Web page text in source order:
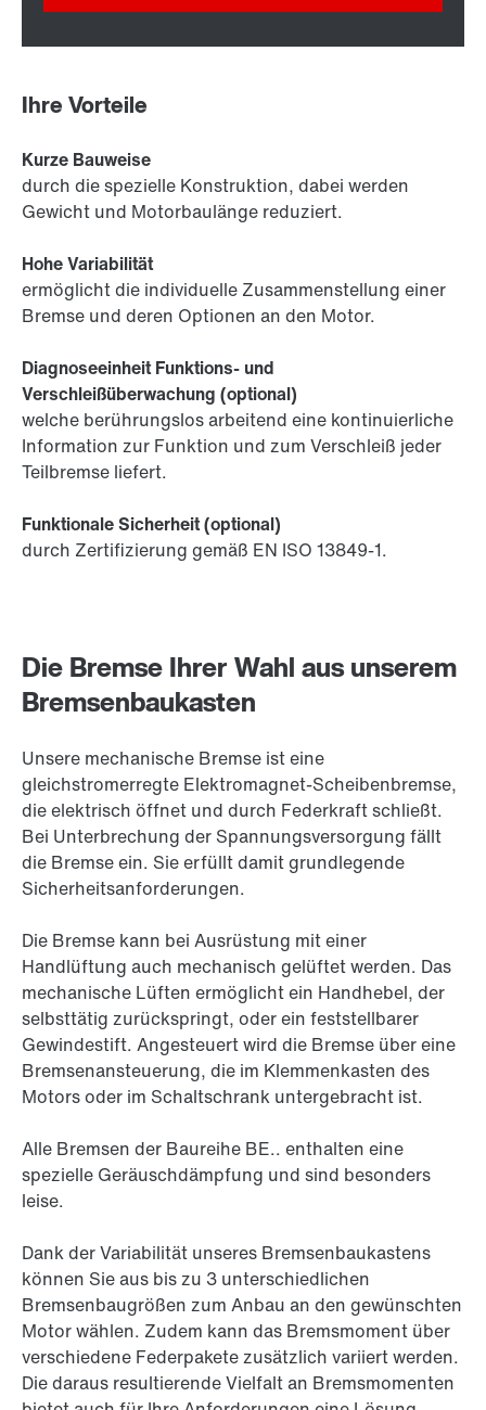
Die Bremse Ihrer Wahl aus unserem
Bremsenbaukasten
Unsere mechanische Bremse ist eine
gleichstromerregte Elektromagnet-Scheibenbremse,
die elektrisch öffnet und durch Federkraft schließt.
Bei Unterbrechung der Spannungsversorgung fällt
die Bremse ein. Sie erfüllt damit grundlegende
Sicherheitsanforderungen.
Die Bremse kann bei Ausrüstung mit einer
Handlüftung auch mechanisch gelüftet werden. Das
mechanische Lüften ermöglicht ein Handhebel, der
selbsttätig zurückspringt, oder ein feststellbarer
Gewindestift. Angesteuert wird die Bremse über eine
Bremsenansteuerung, die im Klemmenkasten des
Motors oder im Schaltschrank untergebracht ist.
Alle Bremsen der Baureihe BE.. enthalten eine
spezielle Geräuschdämpfung und sind besonders
leise.
Dank der Variabilität unseres Bremsenbaukastens
können Sie aus bis zu 3 unterschiedlichen
Bremsenbaugrößen zum Anbau an den gewünschten
Motor wählen. Zudem kann das Bremsmoment über
verschiedene Federpakete zusätzlich variiert werden.
Die daraus resultierende Vielfalt an Bremsmomenten
Ihre Vorteile
Kurze Bauweise
durch die spezielle Konstruktion, dabei werden
Gewicht und Motorbaulänge reduziert.
Hohe Variabilität
ermöglicht die individuelle Zusammenstellung einer
Bremse und deren Optionen an den Motor.
Diagnoseeinheit Funktions- und
Verschleißüberwachung (optional)
welche berührungslos arbeitend eine kontinuierliche
Information zur Funktion und zum Verschleiß jeder
Teilbremse liefert.
Funktionale Sicherheit (optional)
durch Zertifizierung gemäß EN ISO 13849-1.